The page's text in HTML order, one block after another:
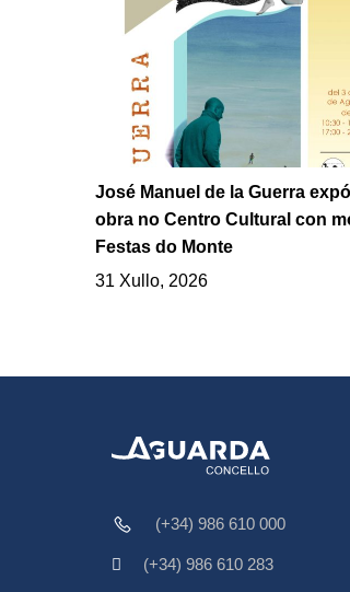
José Manuel de la Guerra
obra no Centro Cultural con
Festas do Monte
31 Xullo, 2026
(+34) 986 610 000
(+34) 986 610 283